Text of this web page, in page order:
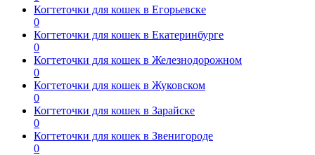
Когтеточки для кошек в Егорьевске
0
Когтеточки для кошек в Екатеринбурге
0
Когтеточки для кошек в Железнодорожном
0
Когтеточки для кошек в Жуковском
0
Когтеточки для кошек в Зарайске
0
Когтеточки для кошек в Звенигороде
0